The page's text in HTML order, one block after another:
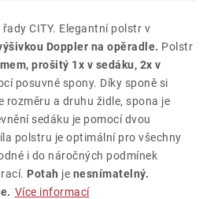
řady CITY. Elegantní polstr v
Doppler na opěradle. Polstr
prošitý 1x v sedáku, 2x v
posuvné spony. Díky sponě si
rozměru a druhu židle, spona je
sedáku je pomocí dvou
polstru je optimální pro všechny
i do náročných podmínek
Potah je nesnímatelný.
Více informací